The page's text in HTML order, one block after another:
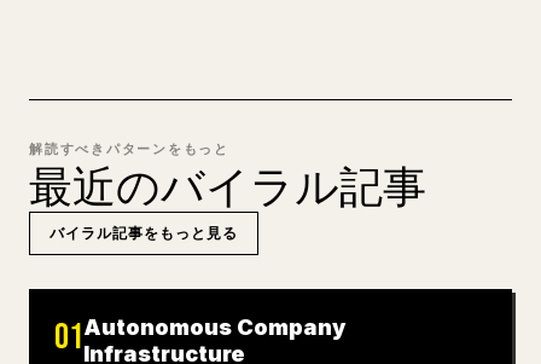
解読すべきパターンをもっと
最近のバイラル記事
バイラル記事をもっと見る
01Autonomous Company
Infrastructure